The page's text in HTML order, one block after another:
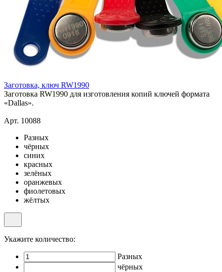
Заготовка, ключ RW1990
Заготовка RW1990 для изготовления копий ключей формата
«Dallas».
Арт. 10088
Разных
чёрных
синих
красных
зелёных
оранжевых
фиолетовых
жёлтых
Укажите количество:
Разных
чёрных